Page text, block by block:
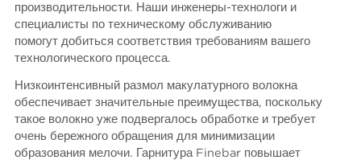
производительности. Наши инженеры-технологи и
специалисты по техническому обслуживанию
помогут добиться соответствия требованиям вашего
технологического процесса.
Низкоинтенсивный размол макулатурного волокна
обеспечивает значительные преимущества, поскольку
такое волокно уже подвергалось обработке и требует
очень бережного обращения для минимизации
образования мелочи. Гарнитура Finebar повышает